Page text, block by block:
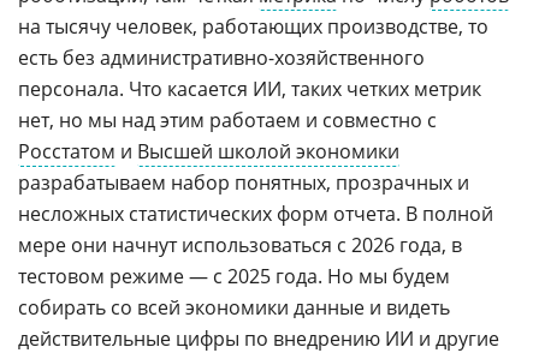
на тысячу человек, работающих производстве, то
есть без административно-хозяйственного
персонала. Что касается ИИ, таких четких метрик
нет, но мы над этим работаем и совместно с
Росстатом и Высшей школой экономики
разрабатываем набор понятных, прозрачных и
несложных статистических форм отчета. В полной
мере они начнут использоваться с 2026 года, в
тестовом режиме — с 2025 года. Но мы будем
собирать со всей экономики данные и видеть
действительные цифры по внедрению ИИ и другие